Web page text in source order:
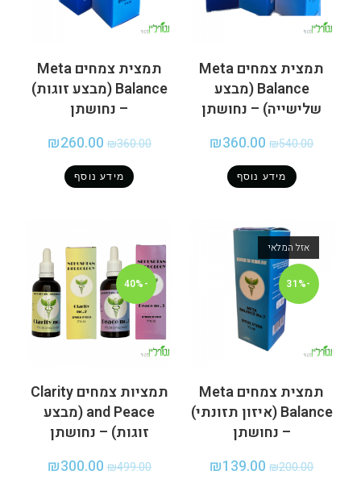
תמצית צמחים Meta
Balance (מבצע
שלישייה) – נחושתן
₪540.00
₪360.00
מידע נוסף
תמצית צמחים Meta
Balance (מבצע זוגות)
– נחושתן
₪360.00
₪260.00
מידע נוסף
אזל המלאי
-31%
תמצית צמחים Meta
Balance (איזון תזונתי)
– נחושתן
₪200.00
₪139.00
-40%
תמציות צמחים Clarity
and Peace (מבצע
זוגות) – נחושתן
₪499.00
₪300.00